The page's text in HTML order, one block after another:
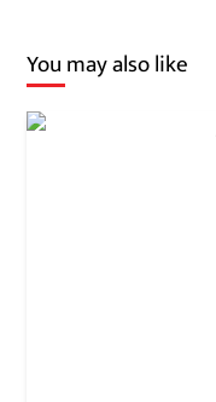
You may also like